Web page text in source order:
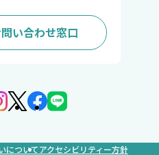
い合わせ窓口
についてアクセシビリティー方針